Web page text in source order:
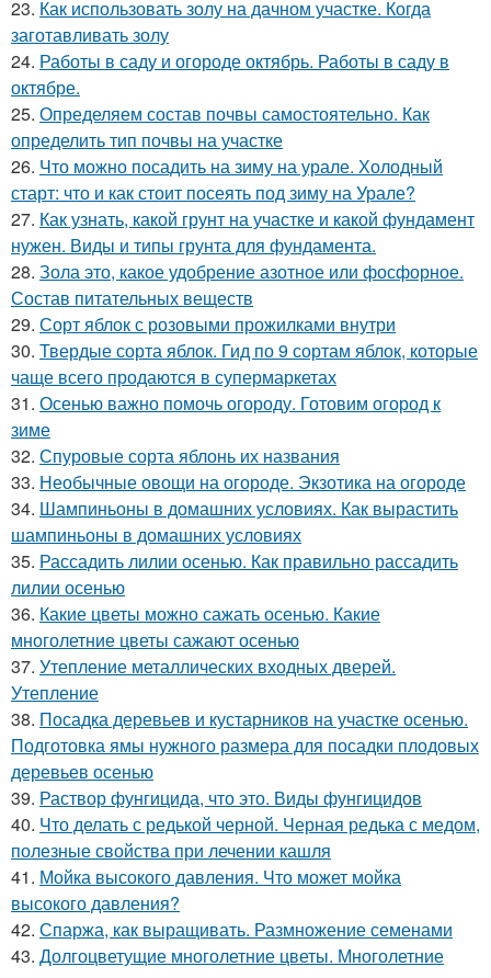
23. Как использовать золу на дачном участке. Когда
заготавливать золу
24. Работы в саду и огороде октябрь. Работы в саду в
октябре.
25. Определяем состав почвы самостоятельно. Как
определить тип почвы на участке
26. Что можно посадить на зиму на урале. Холодный
старт: что и как стоит посеять под зиму на Урале?
27. Как узнать, какой грунт на участке и какой фундамент
нужен. Виды и типы грунта для фундамента.
28. Зола это, какое удобрение азотное или фосфорное.
Состав питательных веществ
29. Сорт яблок с розовыми прожилками внутри
30. Твердые сорта яблок. Гид по 9 сортам яблок, которые
чаще всего продаются в супермаркетах
31. Осенью важно помочь огороду. Готовим огород к
зиме
32. Спуровые сорта яблонь их названия
33. Необычные овощи на огороде. Экзотика на огороде
34. Шампиньоны в домашних условиях. Как вырастить
шампиньоны в домашних условиях
35. Рассадить лилии осенью. Как правильно рассадить
лилии осенью
36. Какие цветы можно сажать осенью. Какие
многолетние цветы сажают осенью
37. Утепление металлических входных дверей.
Утепление
38. Посадка деревьев и кустарников на участке осенью.
Подготовка ямы нужного размера для посадки плодовых
деревьев осенью
39. Раствор фунгицида, что это. Виды фунгицидов
40. Что делать с редькой черной. Черная редька с медом,
полезные свойства при лечении кашля
41. Мойка высокого давления. Что может мойка
высокого давления?
42. Спаржа, как выращивать. Размножение семенами
43. Долгоцветущие многолетние цветы. Многолетние